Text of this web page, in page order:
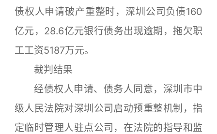
债权人申请破产重整时，深圳公司负债160
亿元，28.6亿元银行债务出现逾期，拖欠职
工工资5187万元。
裁判结果
经债权人申请、债务人同意，深圳市中
级人民法院对深圳公司启动预重整机制，指
定临时管理人驻点公司，在法院的指导和监